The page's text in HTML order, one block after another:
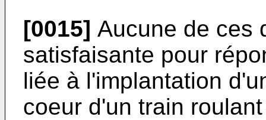
[0015] Aucune de ces
satisfaisante pour
liée à l'implantation
coeur d'un train